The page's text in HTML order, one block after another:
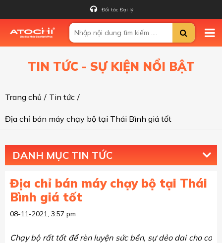
Đối tác Đại lý
TIN TỨC - SỰ KIỆN NỔI BẬT
Trang chủ / Tin tức /
Địa chỉ bán máy chạy bộ tại Thái Bình giá tốt
DANH MỤC TIN TỨC
Địa chỉ bán máy chạy bộ tại Thái
Bình giá tốt
08-11-2021, 3:57 pm
Chạy bộ rất tốt để rèn luyện sức bền, sự dẻo dai cho cơ